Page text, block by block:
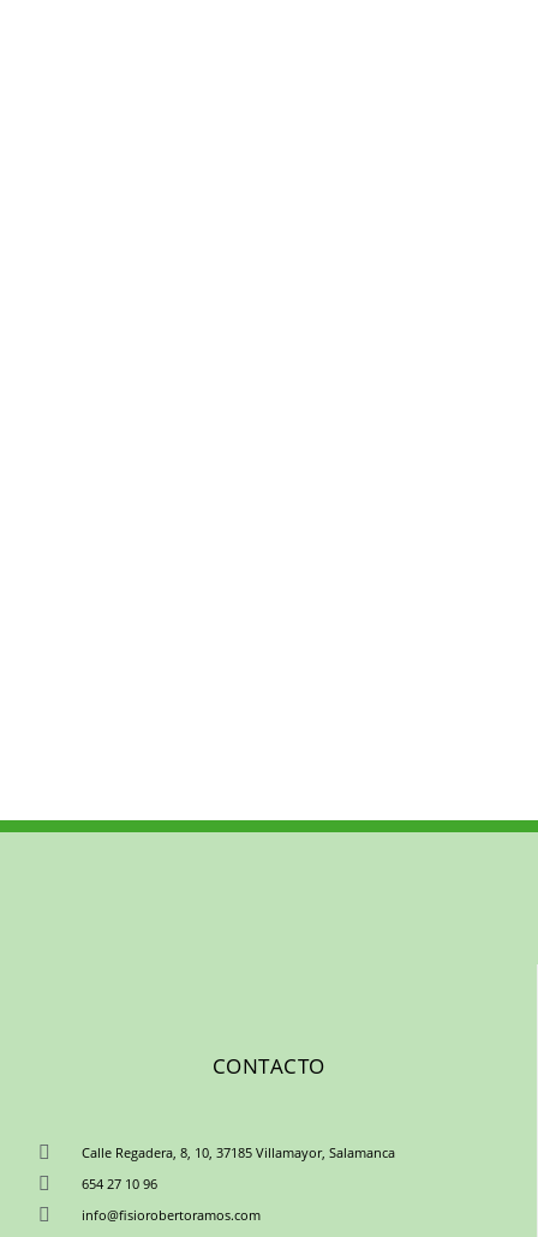
CONTACTO
Calle Regadera, 8, 10, 37185 Villamayor, Salamanca
654 27 10 96
info@fisiorobertoramos.com